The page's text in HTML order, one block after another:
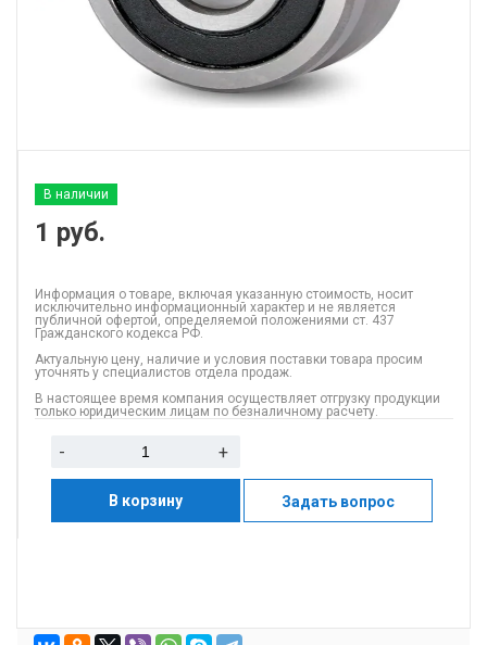
В наличии
1 руб.
Информация о товаре, включая указанную стоимость, носит
исключительно информационный характер и не является
публичной офертой, определяемой положениями ст. 437
Гражданского кодекса РФ.
Актуальную цену, наличие и условия поставки товара просим
уточнять у специалистов отдела продаж.
В настоящее время компания осуществляет отгрузку продукции
только юридическим лицам по безналичному расчету.
- +
В корзину Задать вопрос